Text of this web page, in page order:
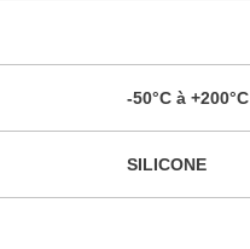
-50°C à +200°C
SILICONE